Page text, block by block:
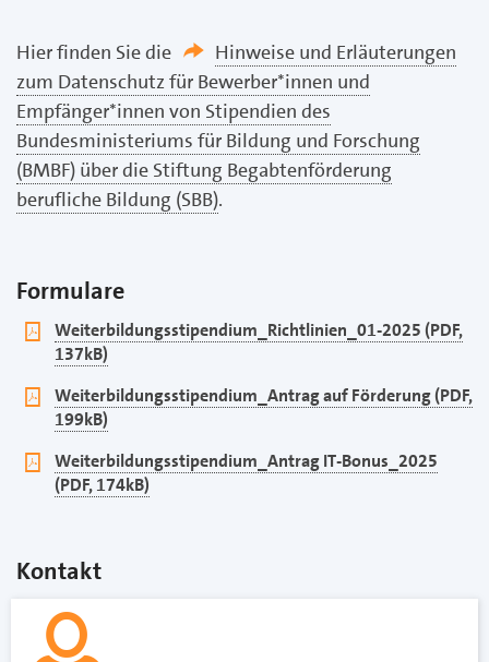
Hier finden Sie die
Hinweise und Erläuterungen
zum Datenschutz für Bewerber*innen und
Empfänger*innen von Stipendien des
Bundesministeriums für Bildung und Forschung
(BMBF) über die Stiftung Begabtenförderung
berufliche Bildung (SBB).
Formulare
pdf
Weiterbildungsstipendium_Richtlinien_01-2025 (PDF,
137kB)
pdf
Weiterbildungsstipendium_Antrag auf Förderung (PDF,
199kB)
pdf
Weiterbildungsstipendium_Antrag IT-Bonus_2025
(PDF, 174kB)
Kontakt